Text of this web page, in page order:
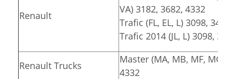
Renault
VA) 3182, 3682, 4332
Trafic (FL, EL, L) 3098,
Trafic 2014 (JL, L) 3098,
Renault Trucks
Master (MA, MB, MF,
4332